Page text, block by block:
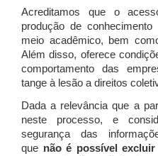
Acreditamos que o
produção de
meio acadêmico, bem
Além disso, oferece
comportamento das
tange à lesão a direitos
Dada a relevância que a
neste processo, e
segurança das
que não é possível